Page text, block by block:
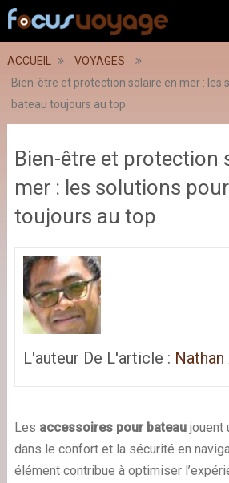
ACCUEIL
VOYAGES
Bien-être et protection solaire en mer : les
bateau toujours au top
Bien-être et protection
mer : les solutions
toujours au top
L'auteur De L'article : Nathan
Les accessoires pour bateaujouent
dans le confort et la sécurité en
élément contribue à optimiser